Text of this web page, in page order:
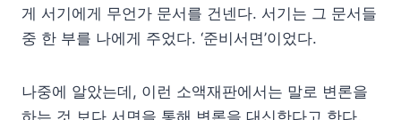
게 서기에게 무언가 문서를 건넨다. 서기는 그 문서들
중 한 부를 나에게 주었다. ‘준비서면’이었다.
나중에 알았는데, 이런 소액재판에서는 말로 변론을
하는 것 보다 서면을 통해 변론을 대신한다고 한다.